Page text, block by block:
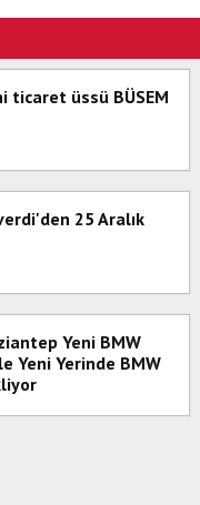
ticaret üssü BÜSEM
25 Aralık
Yeni BMW
Yeni Yerinde BMW